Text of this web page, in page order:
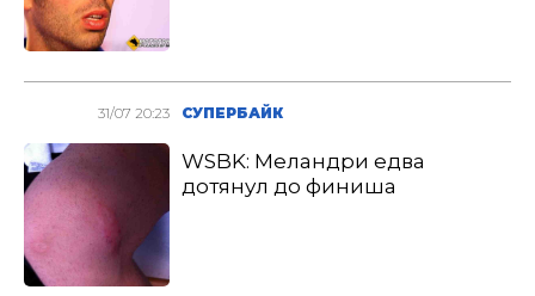
31/07 20:23 СУПЕРБАЙК
WSBK: Меландри едва
дотянул до финиша